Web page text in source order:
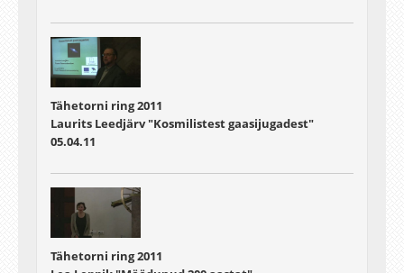
Tähetorni ring 2011
Laurits Leedjärv "Kosmilistest gaasijugadest"
05.04.11
Tähetorni ring 2011